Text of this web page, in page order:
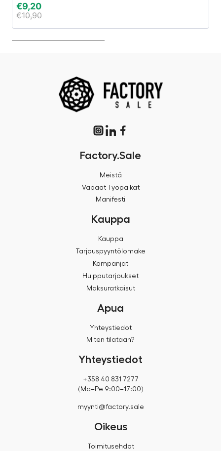
€9,20
€10,90
Factory.Sale
Meistä
Vapaat Työpaikat
Manifesti
Kauppa
Kauppa
Tarjouspyyntölomake
Kampanjat
Huipputarjoukset
Maksuratkaisut
Apua
Yhteystiedot
Miten tilataan?
Yhteystiedot
+358 40 831 7277
(Ma–Pe 9:00–17:00)
myynti@factory.sale
Oikeus
Toimitusehdot